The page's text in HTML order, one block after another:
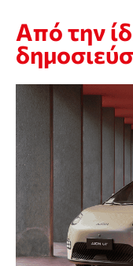
Από την